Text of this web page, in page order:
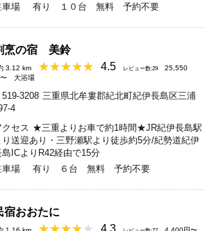
車場
有り １０台 無料 予約不要
烹の宿 美鈴
3.12 km 4.5 レビュー数:29
25,550
大浴場
519-3208 三重県北牟婁郡紀北町紀伊長島区三浦
4
クセス ★三重よりお車で約1時間★JR紀伊長島駅
り送迎あり・三野瀬駅より徒歩約5分/紀勢道紀伊
島ICよりR42経由で15分
車場
有り ６台 無料 予約不要
宿おおたに